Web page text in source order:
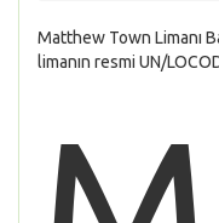
Matthew Town Limanı
limanın resmi UN/